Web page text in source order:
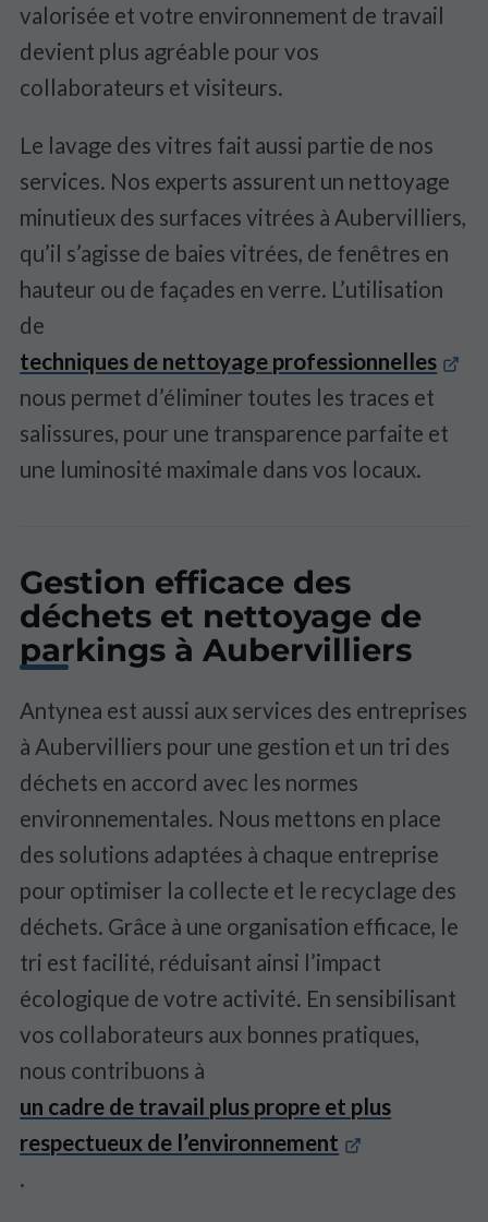
valorisée et votre environnement de travail
devient plus agréable pour vos
collaborateurs et visiteurs.
Le lavage des vitres fait aussi partie de nos
services. Nos experts assurent un nettoyage
minutieux des surfaces vitrées à Aubervilliers,
qu’il s’agisse de baies vitrées, de fenêtres en
hauteur ou de façades en verre. L’utilisation
de
techniques de nettoyage professionnelles
nous permet d’éliminer toutes les traces et
salissures, pour une transparence parfaite et
une luminosité maximale dans vos locaux.
Gestion efficace des
déchets et nettoyage de
parkings à Aubervilliers
Antynea est aussi aux services des entreprises
à Aubervilliers pour une gestion et un tri des
déchets en accord avec les normes
environnementales. Nous mettons en place
des solutions adaptées à chaque entreprise
pour optimiser la collecte et le recyclage des
déchets. Grâce à une organisation efficace, le
tri est facilité, réduisant ainsi l’impact
écologique de votre activité. En sensibilisant
vos collaborateurs aux bonnes pratiques,
nous contribuons à
un cadre de travail plus propre et plus
respectueux de l’environnement
.